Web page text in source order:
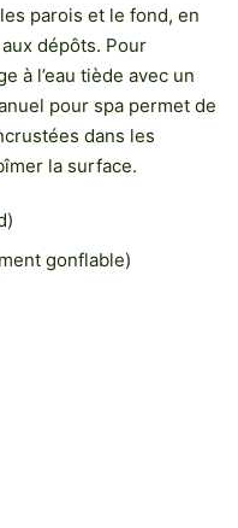
parois et le fond, en
dépôts. Pour
à l’eau tiède avec un
pour spa permet de
dans les
la surface.
gonflable)